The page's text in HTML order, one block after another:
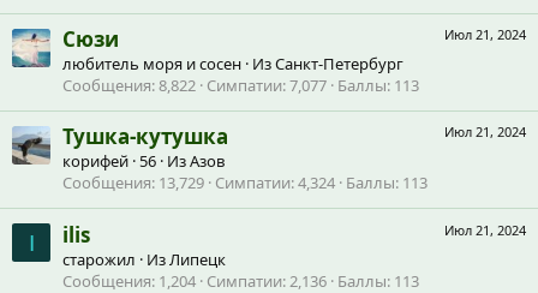
Июл 21, 2024
Сюзи
любитель моря и сосен · ИзСанкт-Петербург
Сообщения 8,822 Симпатии 7,077 Баллы 113
Июл 21, 2024
Тушка-кутушка
корифей · 56 · ИзАзов
Сообщения 13,729 Симпатии 4,324 Баллы 113
I
Июл 21, 2024
ilis
старожил · Из Липецк
Сообщения 1,204 Симпатии 2,136 Баллы 113